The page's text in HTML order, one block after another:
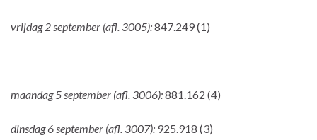
vrijdag 2 september (afl. 3005):847.249 (1)
maandag 5 september (afl. 3006):881.162 (4)
dinsdag 6 september (afl. 3007): 925.918 (3)